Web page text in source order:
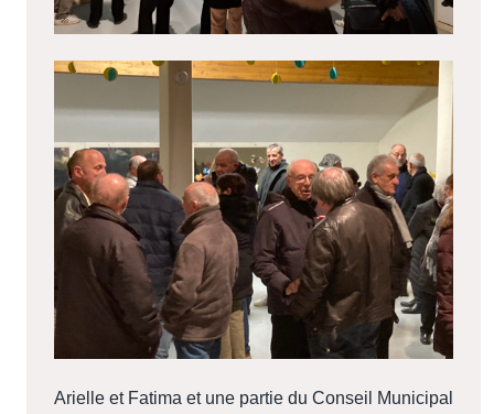
Arielle et Fatima et une partie du Conseil Municipal